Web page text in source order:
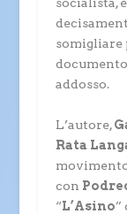
socialista,
somigliare
addosso.
L’autore,
Rata
con
“L’Asino”